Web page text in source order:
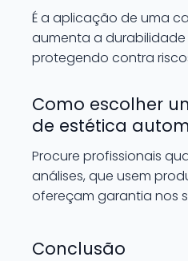
É a aplicação de uma
aumenta a
protegendo contra
Como escolher
de estética
Procure profissionais
análises, que usem
ofereçam garantia nos
Conclusão